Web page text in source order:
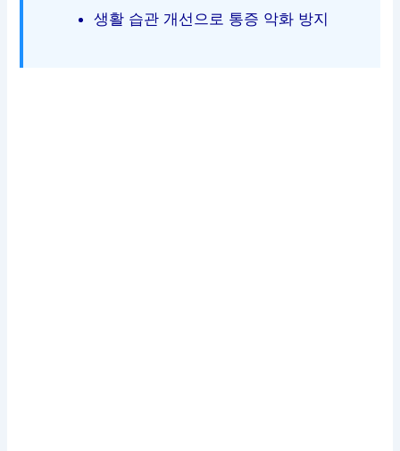
생활 습관 개선으로 통증 악화 방지